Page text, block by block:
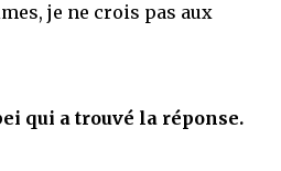
je ne crois pas aux
qui a trouvé la réponse.